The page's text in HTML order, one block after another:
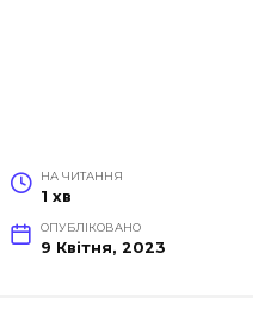
НА ЧИТАННЯ
1 хв
ОПУБЛІКОВАНО
9 Квітня, 2023